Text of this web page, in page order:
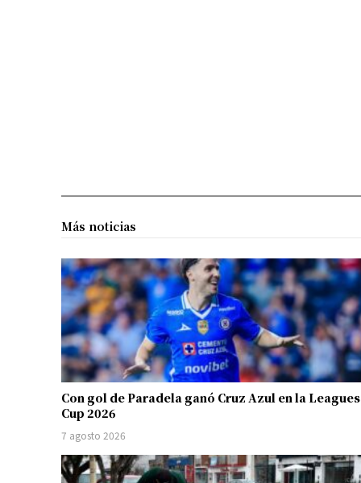
Más noticias
Con gol de Paradela ganó Cruz Azul en la Leagues
Cup 2026
7 agosto 2026